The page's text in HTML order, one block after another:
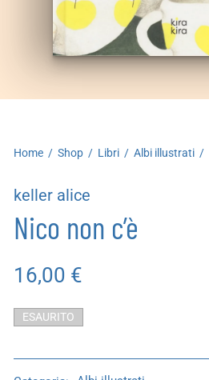
Home / Shop / Libri / Albi illustrati /
keller alice
Nico non c’è
16,00 €
ESAURITO